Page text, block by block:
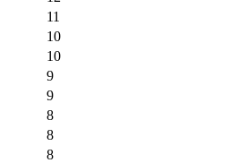
11
10
10
9
9
8
8
8